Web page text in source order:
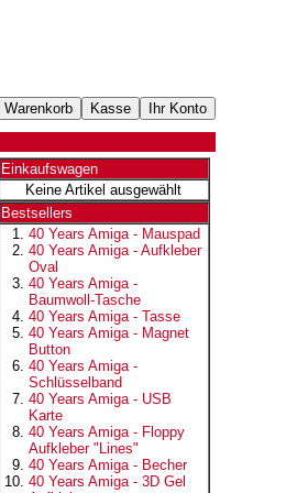
Einkaufswagen
Keine Artikel ausgewählt
Bestsellers
40 Years Amiga - Mauspad
40 Years Amiga - Aufkleber
Oval
40 Years Amiga -
Baumwoll-Tasche
40 Years Amiga - Tasse
40 Years Amiga - Magnet
Button
40 Years Amiga -
Schlüsselband
40 Years Amiga - USB
Karte
40 Years Amiga - Floppy
Aufkleber "Lines"
40 Years Amiga - Becher
40 Years Amiga - 3D Gel